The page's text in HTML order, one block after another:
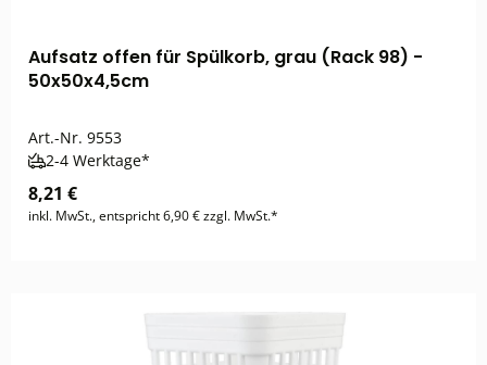
Aufsatz offen für Spülkorb, grau (Rack 98) -
50x50x4,5cm
Art.-Nr. 9553
2-4 Werktage*
8,21 €
inkl. MwSt., entspricht 6,90 € zzgl. MwSt.*